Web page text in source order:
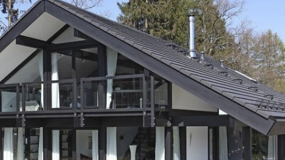
можливість розрахунку на
місті за фактично товар і
встановлення.